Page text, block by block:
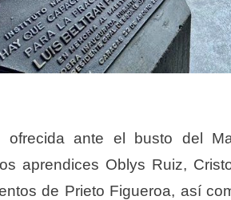
ofrecida ante el busto del
aprendices Oblys Ruiz,
de Prieto Figueroa, así